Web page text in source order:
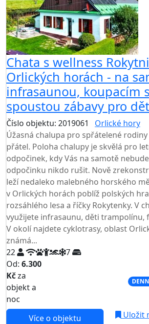
Chata s wellness
Orlických horách - na
infrasaunou, koupacím
spoustou zábavy pro
Číslo objektu: 2019061 Orlické hory
Úžasná chalupa pro spřátelené
přátel. Poloha chalupy je skvělá pro
odpočinek, kdy Vás na samotě
odpočinku nikdo rušit. Nově
leží nedaleko malebného horského
v Orlických horách poblíž polských
rozsáhlého lesa a říčky Rokytenky. V
využijete infrasaunu, děti trampolínu,
V okolí najdete cyklotrasy, oblast
známá...
22
7
Od: 6.300
Kčza
objekt a
noc
Více o objektu Uložit